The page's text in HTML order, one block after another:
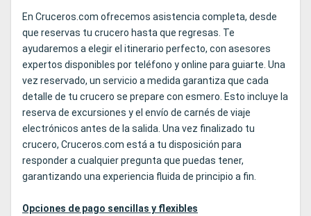
En Cruceros.com ofrecemos asistencia completa, desde
que reservas tu crucero hasta que regresas. Te
ayudaremos a elegir el itinerario perfecto, con asesores
expertos disponibles por teléfono y online para guiarte. Una
vez reservado, un servicio a medida garantiza que cada
detalle de tu crucero se prepare con esmero. Esto incluye la
reserva de excursiones y el envío de carnés de viaje
electrónicos antes de la salida. Una vez finalizado tu
crucero, Cruceros.com está a tu disposición para
responder a cualquier pregunta que puedas tener,
garantizando una experiencia fluida de principio a fin.
Opciones de pago sencillas y flexibles